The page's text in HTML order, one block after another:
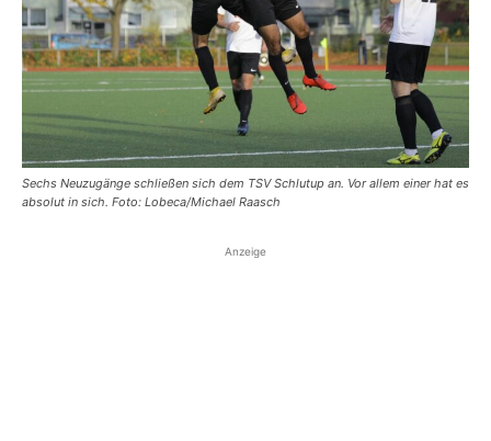
Sechs Neuzugänge schließen sich dem TSV Schlutup an. Vor allem einer hat es
absolut in sich. Foto: Lobeca/Michael Raasch
Anzeige